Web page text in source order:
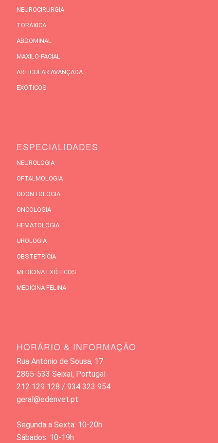
NEUROCIRURGIA
TORÁXICA
ABDOMINAL
MAXILO-FACIAL
ARTICULAR AVANÇADA
EXÓTICOS
ESPECIALIDADES
NEUROLOGIA
OFTALMOLOGIA
ODONTOLOGIA
ONCOLOGIA
HEMATOLOGIA
UROLOGIA
OBSTETRICIA
MEDICINA EXÓTICOS
MEDICINA FELINA
HORÁRIO & INFORMAÇÃO
Rua António de Sousa, 17
2865-533 Seixal, Portugal
212 129 128 / 934 323 954
geral@edenvet.pt
Segunda a Sexta: 10-20h
Sábados: 10-19h